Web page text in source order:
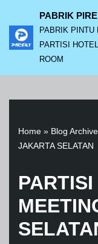
Lompat
ke
PABRIK
PABRIK PINTU
PARTISI
ROOM
Home » Blog Archive
JAKARTA SELATAN